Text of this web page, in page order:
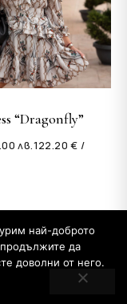
“Dragonfly”
122.20 € /
лв.
Цеци Бакалова
най-доброто
да
доволни от него.